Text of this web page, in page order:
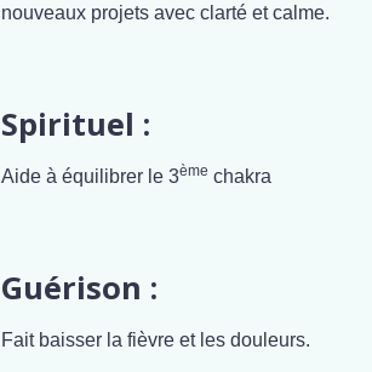
nouveaux projets avec clarté et calme.
Spirituel :
Aide à équilibrer le 3ème chakra
Guérison :
Fait baisser la fièvre et les douleurs.